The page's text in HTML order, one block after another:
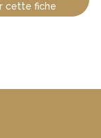
cette fiche